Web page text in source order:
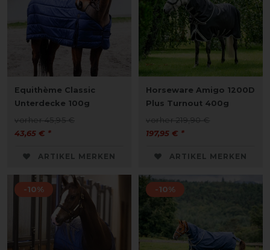
Equithème Classic
Unterdecke 100g
vorher 45,95 €
43,65 € *
ARTIKEL MERKEN
Horseware Amigo 1200D
Plus Turnout 400g
vorher 219,90 €
197,95 € *
ARTIKEL MERKEN
-10% -10%